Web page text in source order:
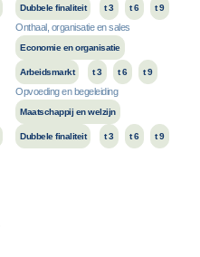
Dubbele finaliteit t 3 t 6 t 9
Onthaal, organisatie en sales
Economie en organisatie
Arbeidsmarkt t 3 t 6 t 9
Opvoeding en begeleiding
Maatschappij en welzijn
Dubbele finaliteit t 3 t 6 t 9